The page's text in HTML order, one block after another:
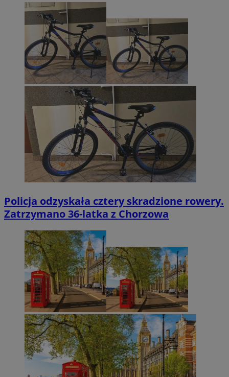
Policja odzyskała cztery skradzione rowery.
Zatrzymano 36-latka z Chorzowa